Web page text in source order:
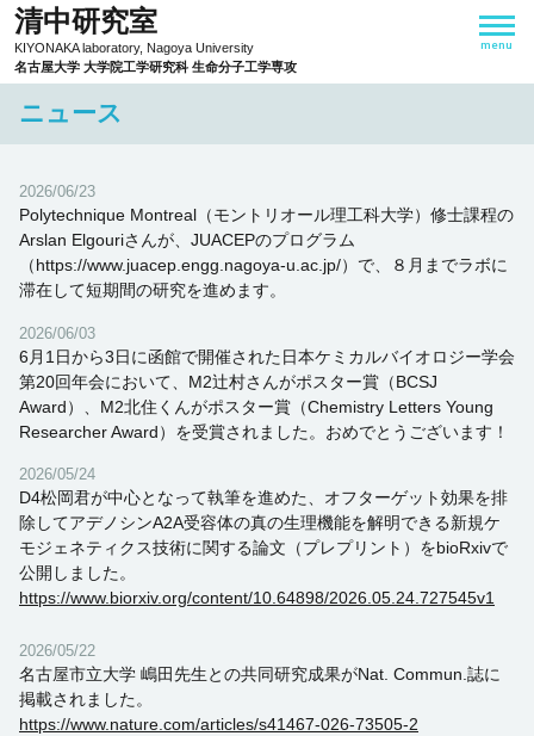
清中研究室
KIYONAKA laboratory, Nagoya University
名古屋大学 大学院工学研究科 生命分子工学専攻
ニュース
2026/06/23
Polytechnique Montreal（モントリオール理工科大学）修士課程の
Arslan Elgouriさんが、JUACEPのプログラム
（https://www.juacep.engg.nagoya-u.ac.jp/）で、８月までラボに
滞在して短期間の研究を進めます。
2026/06/03
6月1日から3日に函館で開催された日本ケミカルバイオロジー学会
第20回年会において、M2辻村さんがポスター賞（BCSJ
Award）、M2北住くんがポスター賞（Chemistry Letters Young
Researcher Award）を受賞されました。おめでとうございます！
2026/05/24
D4松岡君が中心となって執筆を進めた、オフターゲット効果を排
除してアデノシンA2A受容体の真の生理機能を解明できる新規ケ
モジェネティクス技術に関する論文（プレプリント）をbioRxivで
公開しました。
https://www.biorxiv.org/content/10.64898/2026.05.24.727545v1
2026/05/22
名古屋市立大学 嶋田先生との共同研究成果がNat. Commun.誌に
掲載されました。
https://www.nature.com/articles/s41467-026-73505-2